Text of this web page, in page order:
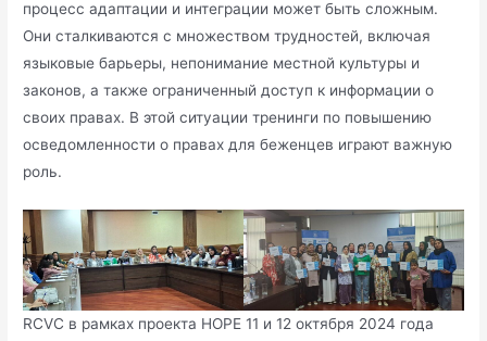
процесс адаптации и интеграции может быть сложным.
Они сталкиваются с множеством трудностей, включая
языковые барьеры, непонимание местной культуры и
законов, а также ограниченный доступ к информации о
своих правах. В этой ситуации тренинги по повышению
осведомленности о правах для беженцев играют важную
роль.
RCVC в рамках проекта HOPE 11 и 12 октября 2024 года